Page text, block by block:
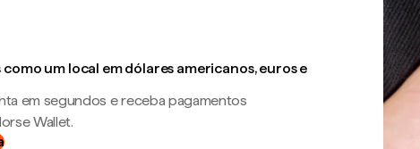
um local em dólares americanos, euros e
em segundos e receba pagamentos
Wallet.